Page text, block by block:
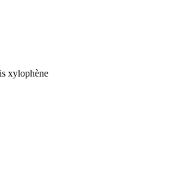
xylophène